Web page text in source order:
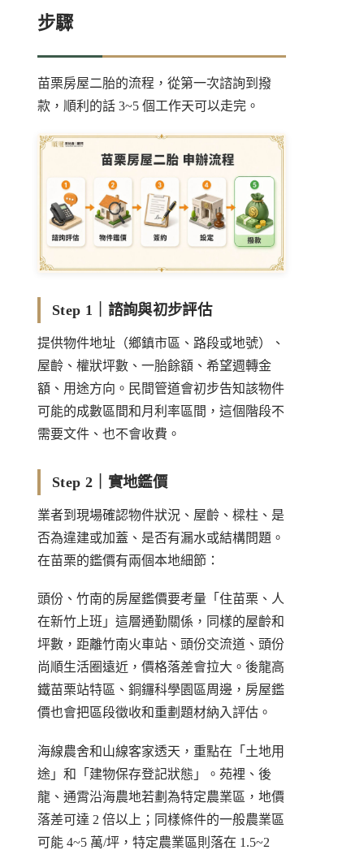
步驟
苗栗房屋二胎的流程，從第一次諮詢到撥
款，順利的話 3~5 個工作天可以走完。
Step 1｜諮詢與初步評估
提供物件地址（鄉鎮市區、路段或地號）、
屋齡、權狀坪數、一胎餘額、希望週轉金
額、用途方向。民間管道會初步告知該物件
可能的成數區間和月利率區間，這個階段不
需要文件、也不會收費。
Step 2｜實地鑑價
業者到現場確認物件狀況、屋齡、樑柱、是
否為違建或加蓋、是否有漏水或結構問題。
在苗栗的鑑價有兩個本地細節：
頭份、竹南的房屋鑑價要考量「住苗栗、人
在新竹上班」這層通勤關係，同樣的屋齡和
坪數，距離竹南火車站、頭份交流道、頭份
尚順生活圈遠近，價格落差會拉大。後龍高
鐵苗栗站特區、銅鑼科學園區周邊，房屋鑑
價也會把區段徵收和重劃題材納入評估。
海線農舍和山線客家透天，重點在「土地用
途」和「建物保存登記狀態」。苑裡、後
龍、通霄沿海農地若劃為特定農業區，地價
落差可達 2 倍以上；同樣條件的一般農業區
可能 4~5 萬/坪，特定農業區則落在 1.5~2